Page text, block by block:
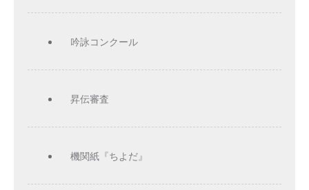
吟詠コンクール
昇伝審査
機関紙『ちよだ』